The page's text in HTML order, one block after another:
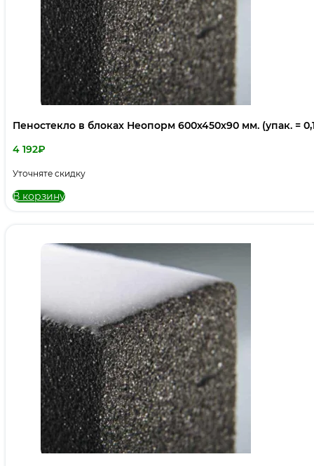
Пеностекло в блоках Неопорм 600х450х90 мм. (упак. =
4 192₽
Уточняте скидку
В корзину